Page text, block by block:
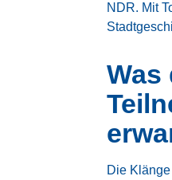
NDR. Mit
Was
Die